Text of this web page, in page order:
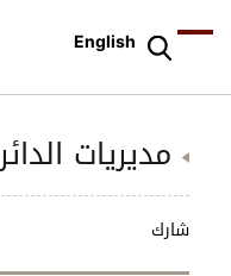
English
مديريات
شارك